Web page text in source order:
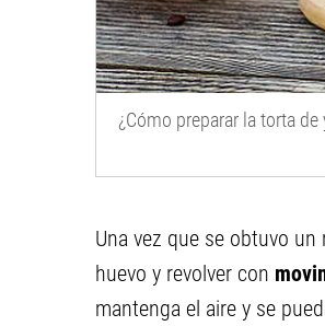
¿Cómo preparar la torta de
Una vez que se obtuvo
huevo y revolver con
mantenga el aire y se